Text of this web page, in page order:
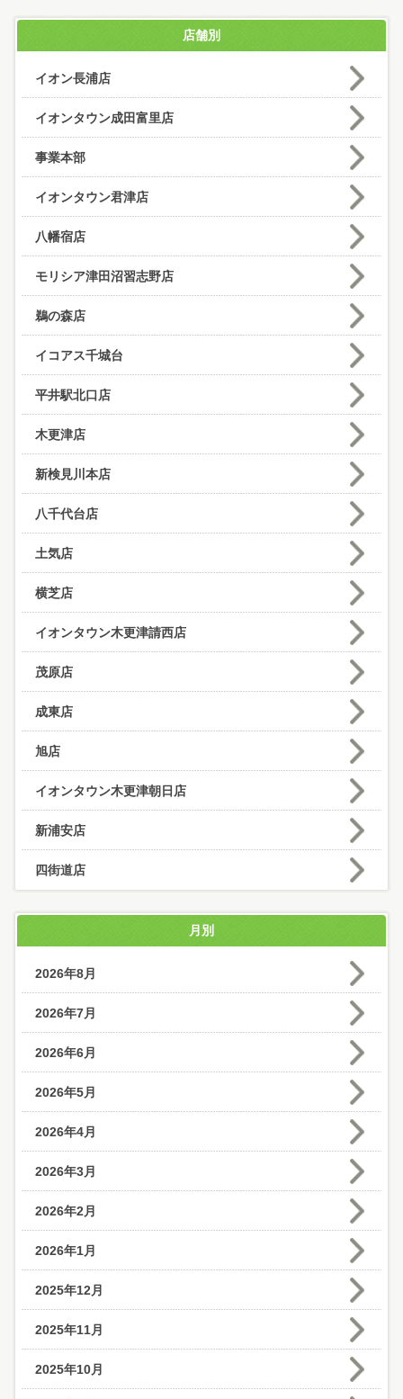
店舗別
イオン長浦店
イオンタウン成田富里店
事業本部
イオンタウン君津店
八幡宿店
モリシア津田沼習志野店
鵜の森店
イコアス千城台
平井駅北口店
木更津店
新検見川本店
八千代台店
土気店
横芝店
イオンタウン木更津請西店
茂原店
成東店
旭店
イオンタウン木更津朝日店
新浦安店
四街道店
月別
2026年8月
2026年7月
2026年6月
2026年5月
2026年4月
2026年3月
2026年2月
2026年1月
2025年12月
2025年11月
2025年10月